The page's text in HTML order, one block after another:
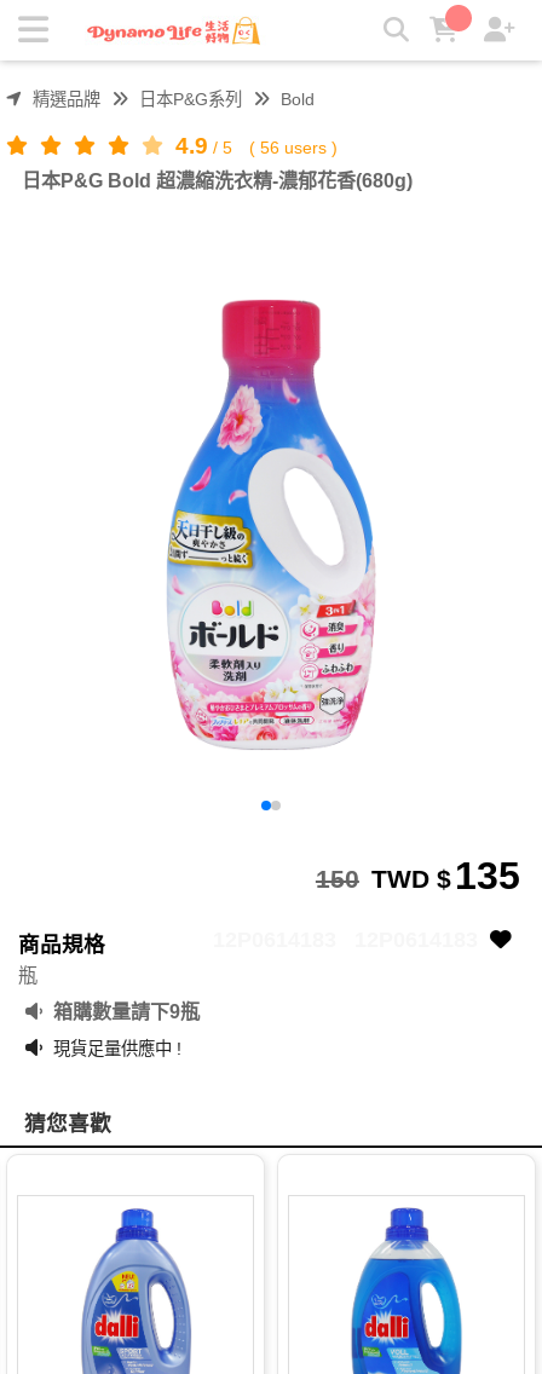
日本P&G Bold 超濃縮洗衣精-濃郁花香(680g) | 吸引力生活好物
精選品牌 日本P&G系列 Bold
4.9 / 5 ( 56 users )
日本P&G Bold 超濃縮洗衣精-濃郁花香(680g)
135
TWD $
150
商品規格
瓶
箱購數量請下9瓶
現貨足量供應中 !
猜您喜歡